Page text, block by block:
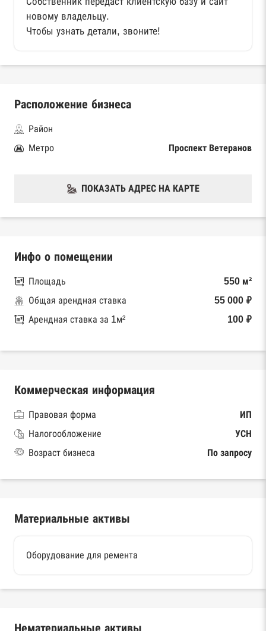
новому владельцу.
Чтобы узнать детали, звоните!
Расположение бизнеса
Район
Метро
Проспект Ветеранов
ПОКАЗАТЬ АДРЕС НА КАРТЕ
Инфо о помещении
Площадь
550 м²
Общая арендная ставка
55 000 ₽
Арендная ставка за 1м²
100 ₽
Коммерческая информация
Правовая форма
ИП
Налогообложение
УСН
Возраст бизнеса
По запросу
Материальные активы
Оборудование для ремента
Нематериальные активы